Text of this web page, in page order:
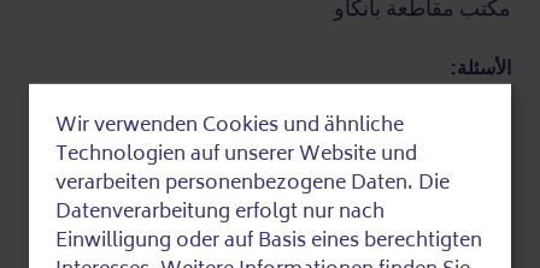
مكتب مقاطعة بانكاو
الأسئلة:
Pankow e.V.
bewegung@qvnia.de
معلومات إضافية
of
personal
Wir verwenden Cookies und ähnliche
Technologien auf unserer Website und
verarbeiten personenbezogene Daten. Die
Datenverarbeitung erfolgt nur nach
Einwilligung oder auf Basis eines berechtigten